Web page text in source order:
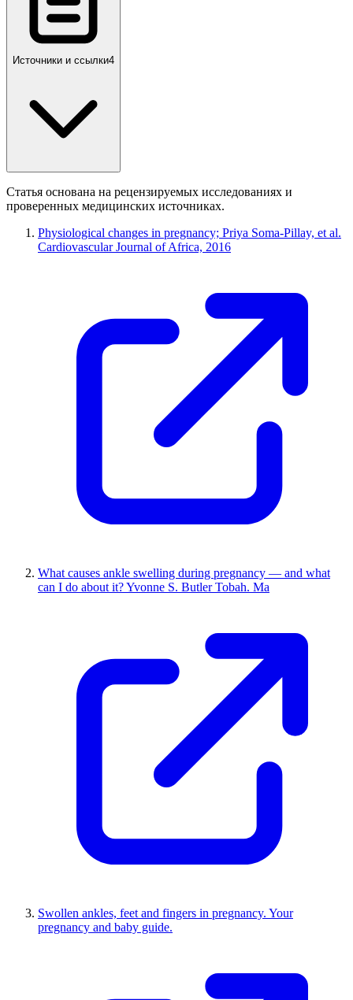
Источники и ссылки4
Статья основана на рецензируемых исследованиях и
проверенных медицинских источниках.
Physiological changes in pregnancy; Priya Soma-Pillay, et al.
Cardiovascular Journal of Africa, 2016
What causes ankle swelling during pregnancy — and what
can I do about it? Yvonne S. Butler Tobah. Ma
Swollen ankles, feet and fingers in pregnancy. Your
pregnancy and baby guide.